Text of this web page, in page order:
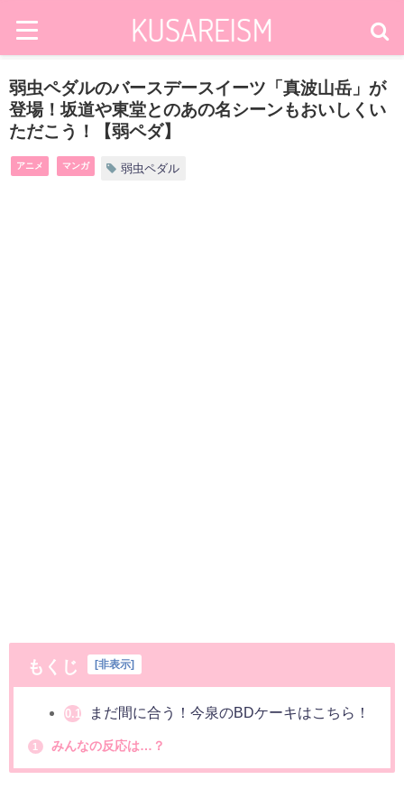
弱虫ペダルのバースデースイーツ「真波山岳」が
登場！坂道や東堂とのあの名シーンもおいしくい
ただこう！【弱ペダ】
アニメ マンガ 弱虫ペダル
もくじ 非表示
0.1 まだ間に合う！今泉のBDケーキはこちら！
1 みんなの反応は…？